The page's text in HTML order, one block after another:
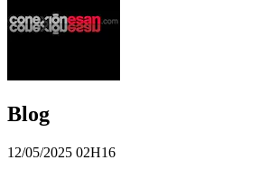
Blog
12/05/2025 02H16